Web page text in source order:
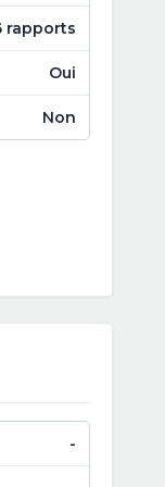
rapports
Oui
Non
-